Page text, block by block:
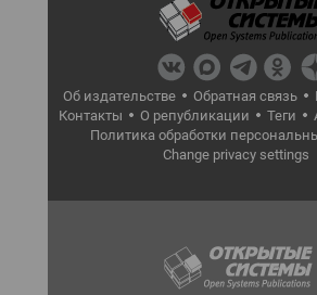
Об издательстве Обратная связь
Контакты
О републикации Теги
Политика обработки
Change privacy settings